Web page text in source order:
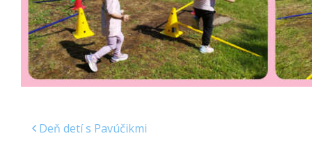
Deň detí s Pavúčikmi